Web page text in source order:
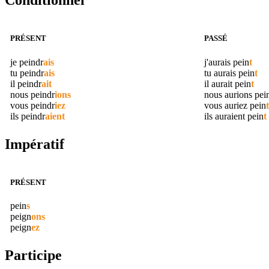
PRÉSENT
je peindrais
tu peindrais
il peindrait
nous peindrions
vous peindriez
ils peindraient
PASSÉ
j'aurais peint
tu aurais peint
il aurait peint
nous aurions
vous auriez peint
ils auraient peint
Impératif
PRÉSENT
peins
peignons
peignez
Participe